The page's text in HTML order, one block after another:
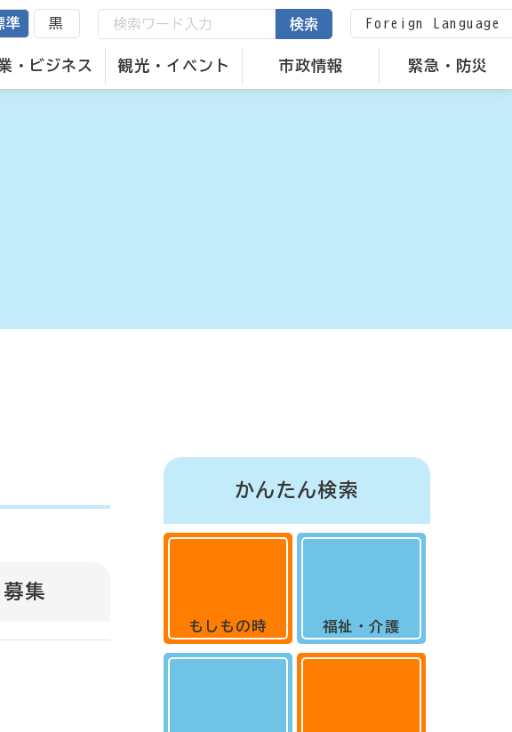
・ビジネス 観光・イベント 市政情報 緊急・防災
準 黒 検索 Foreign Language
集
かんたん検索
もしもの時 福祉・介護